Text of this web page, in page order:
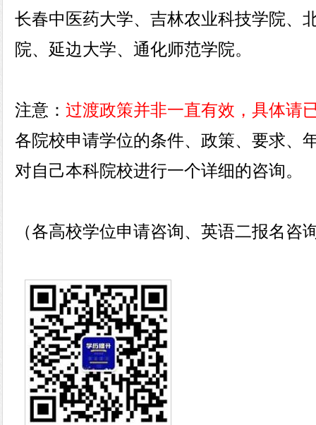
长春中医药大学、吉林农业科技学院、
院、延边大学、通化师范学院。
注意： 过渡政策并非一直有效，具体请
各院校申请学位的条件、政策、要求、
对自己本科院校进行一个详细的咨询。
（各高校学位申请咨询、英语二报名咨